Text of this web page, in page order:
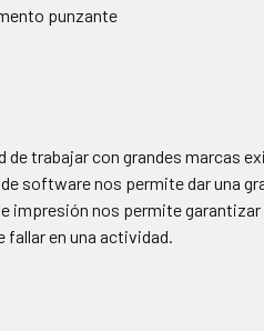
punzante
de trabajar con grandes marcas
software nos permite dar una
impresión nos permite
fallar en una actividad.